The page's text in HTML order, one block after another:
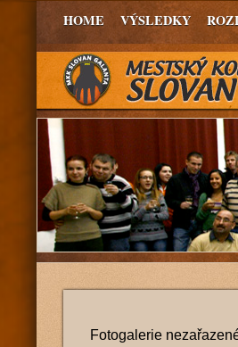
HOME VÝSLEDKY
Fotogalerie